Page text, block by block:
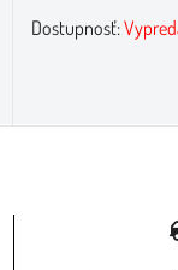
Dostupnosť: